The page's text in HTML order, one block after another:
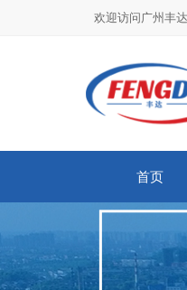
欢迎访问广州丰
首页